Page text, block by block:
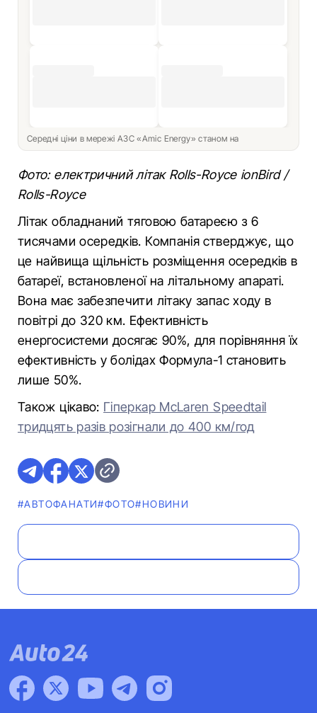
Середні ціни в мережі АЗС «Amic Energy» станом на
Фото: електричний літак Rolls-Royce ionBird /
Rolls-Royce
Літак обладнаний тяговою ​​батареєю з 6
тисячами осередків. Компанія стверджує, що
це найвища щільність розміщення осередків в
батареї, встановленої на літальному апараті.
Вона має забезпечити літаку запас ходу в
повітрі до 320 км. Ефективність
енергосистеми досягає 90%, для порівняння їх
ефективність у болідах Формула-1 становить
лише 50%.
Також цікаво: Гіперкар McLaren Speedtail
тридцять разів розігнали до 400 км/год
#АВТОФАНАТИ#ФОТО#НОВИНИ